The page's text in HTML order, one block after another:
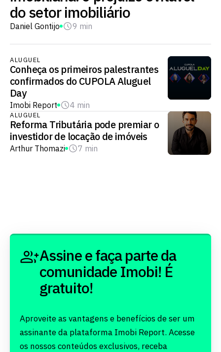
do setor imobiliário
Daniel Gontijo 9 min
ALUGUEL
Conheça os primeiros palestrantes
confirmados do CUPOLA Aluguel
Day
Imobi Report 4 min
ALUGUEL
Reforma Tributária pode premiar o
investidor de locação de imóveis
Arthur Thomazi 7 min
Assine e faça parte da
comunidade Imobi! É
gratuito!
Aproveite as vantagens e benefícios de ser um
assinante da plataforma Imobi Report. Acesse
os nossos conteúdos exclusivos, receba